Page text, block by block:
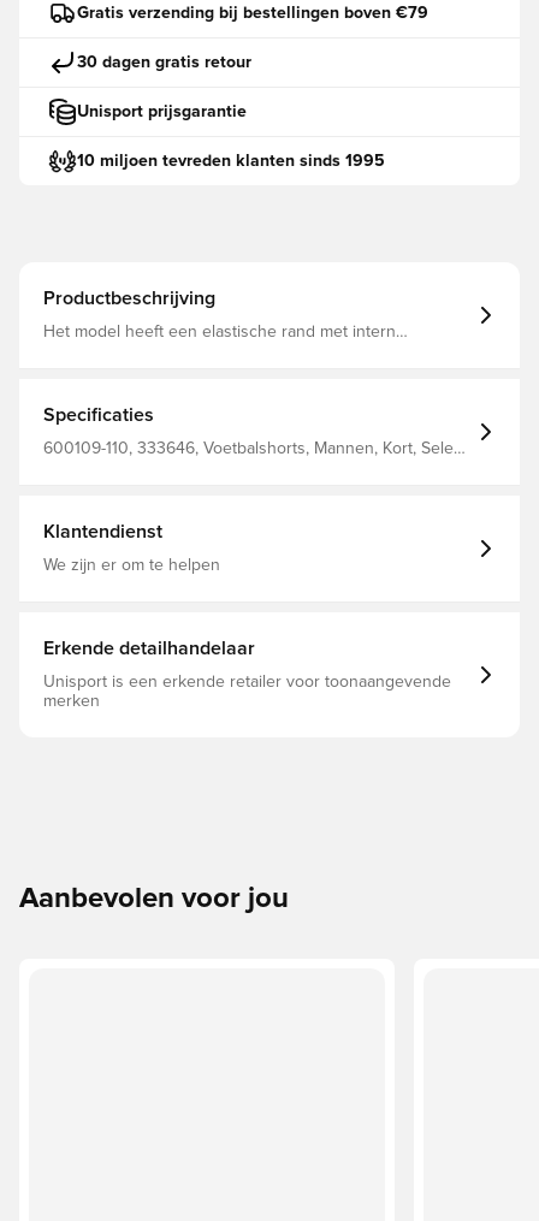
Gratis verzending bij bestellingen boven €79
30 dagen gratis retour
Unisport prijsgarantie
10 miljoen tevreden klanten sinds 1995
Productbeschrijving
Het model heeft een elastische rand met intern
Specificaties
600109-110, 333646, Voetbalshorts, Mannen, Kort, Select,
Klantendienst
We zijn er om te helpen
Erkende detailhandelaar
Unisport is een erkende retailer voor toonaangevende
merken
Aanbevolen voor jou